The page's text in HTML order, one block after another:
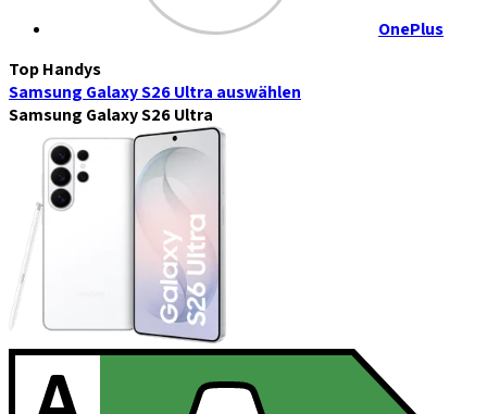
OnePlus
Top Handys
Samsung Galaxy S26 Ultra auswählen
Samsung Galaxy S26 Ultra